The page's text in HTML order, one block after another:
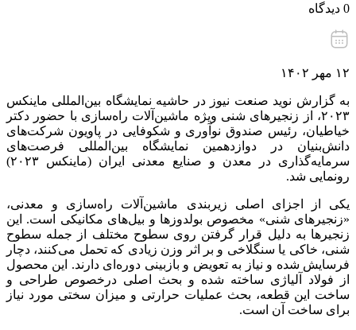
0 دیدگاه
۱۲ مهر ۱۴۰۲
به گزارش نوید صنعت نیوز در حاشیه نمایشگاه بین‌المللی ماینکس
۲۰۲۳، از زنجیرهای شنی ویژه ماشین‌آلات راه‌سازی با حضور دکتر
خیاطیان، رئیس صندوق نوآوری و شکوفایی در پاویون شرکت‌های
دانش‌بنیان در دوازدهمین نمایشگاه بین‌المللی فرصت‌های
سرمایه‌گذاری در معدن و صنایع معدنی ایران (ماینکس ۲۰۲۳)
رونمایی شد.
یکی از اجزای اصلی زیربندی ماشین‌آلات راه‌سازی و معدنی،
«زنجیرهای شنی» مخصوص بولدوزها و بیل‌های مکانیکی است. این
زنجیرها به دلیل قرار گرفتن روی سطوح مختلف از جمله سطوح
شنی، خاکی یا سنگلاخی و بر اثر وزن زیادی که تحمل می‌کنند، دچار
فرسایش شده و نیاز به تعویض و بازبینی دوره‌ای دارند. این محصول
از فولاد آلیاژی ساخته شده و بحث اصلی درخصوص طراحی و
ساخت این قطعه، بحث عملیات حرارتی و میزان سختی مورد نیاز
برای ساخت آن است.